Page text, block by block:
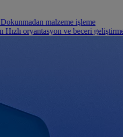
Dokunmadan malzeme işleme
Hızlı oryantasyon ve beceri